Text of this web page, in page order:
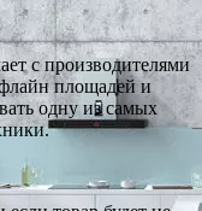
с производителями
площадей и
одну из самых